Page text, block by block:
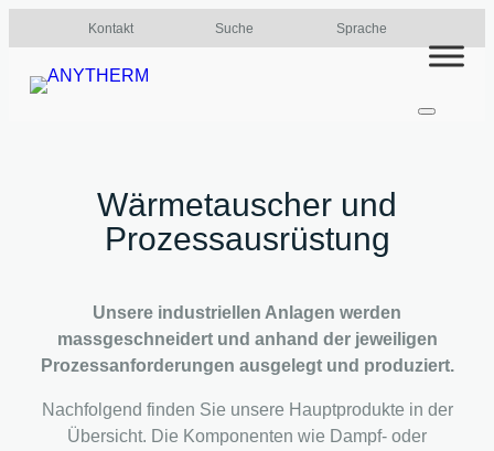
Inhalt
springen
Kontakt Suche Sprache
Wärmetauscher und
Prozessausrüstung
Unsere industriellen Anlagen werden
massgeschneidert und anhand der jeweiligen
Prozessanforderungen ausgelegt und produziert.
Nachfolgend finden Sie unsere Hauptprodukte in der
Übersicht. Die Komponenten wie Dampf- oder